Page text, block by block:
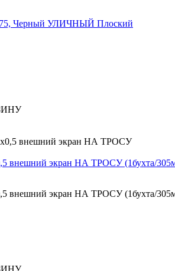
Черный УЛИЧНЫЙ Плоский
внешний экран НА ТРОСУ (1бухта/
внешний экран НА ТРОСУ (1бухта/